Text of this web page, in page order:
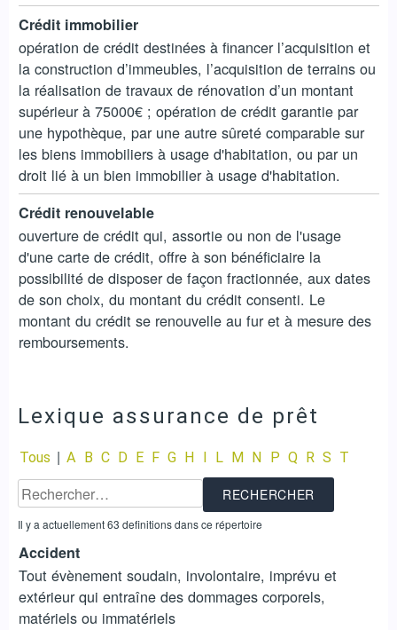
Crédit immobilier
opération de crédit destinées à financer l’acquisition et
la construction d’immeubles, l’acquisition de terrains ou
la réalisation de travaux de rénovation d’un montant
supérieur à 75000€ ; opération de crédit garantie par
une hypothèque, par une autre sûreté comparable sur
les biens immobiliers à usage d'habitation, ou par un
droit lié à un bien immobilier à usage d'habitation.
Crédit renouvelable
ouverture de crédit qui, assortie ou non de l'usage
d'une carte de crédit, offre à son bénéficiaire la
possibilité de disposer de façon fractionnée, aux dates
de son choix, du montant du crédit consenti. Le
montant du crédit se renouvelle au fur et à mesure des
remboursements.
Lexique assurance de prêt
Tous | A B C D E F G H I L M N P Q R S T
Il y a actuellement 63 definitions dans ce répertoire
Accident
Tout évènement soudain, involontaire, imprévu et
extérieur qui entraîne des dommages corporels,
matériels ou immatériels